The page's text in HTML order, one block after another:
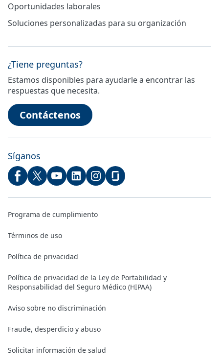
Oportunidades laborales
Soluciones personalizadas para su organización
¿Tiene preguntas?
Estamos disponibles para ayudarle a encontrar las
respuestas que necesita.
Contáctenos
Síganos
Programa de cumplimiento
Términos de uso
Política de privacidad
Política de privacidad de la Ley de Portabilidad y
Responsabilidad del Seguro Médico (HIPAA)
Aviso sobre no discriminación
Fraude, desperdicio y abuso
Solicitar información de salud